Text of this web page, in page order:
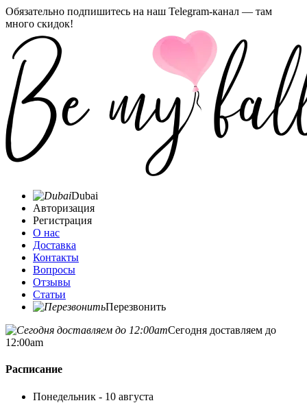
Обязательно подпишитесь на наш Telegram-канал — там
много скидок!
Dubai
Авторизация
Регистрация
О нас
Доставка
Контакты
Вопросы
Отзывы
Статьи
Перезвонить
Сегодня доставляем до
12:00am
Расписание
Понедельник - 10 августа